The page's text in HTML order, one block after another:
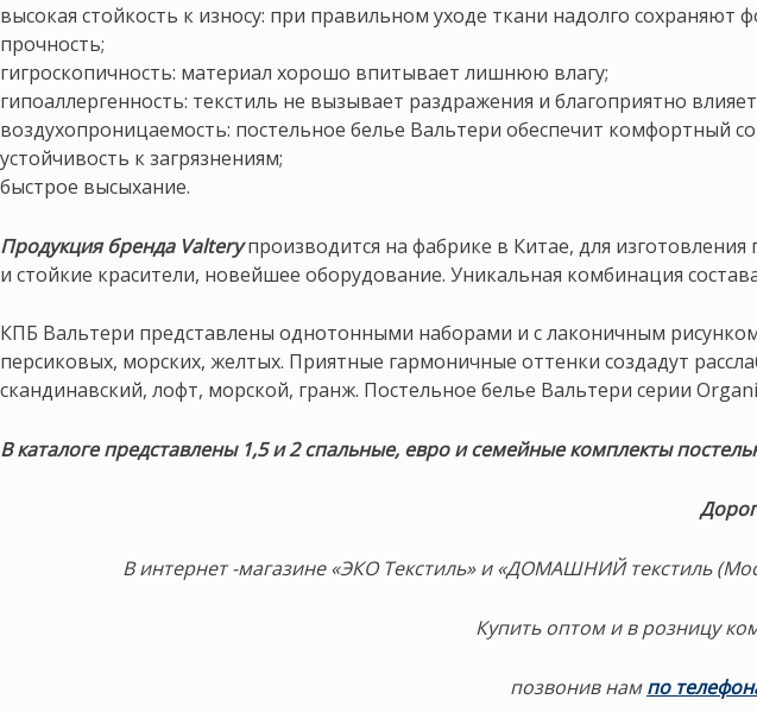
высокая стойкость к износу: при правильном уходе ткани надолго сохраняют
прочность;
гигроскопичность: материал хорошо впитывает лишнюю влагу;
гипоаллергенность: текстиль не вызывает раздражения и благоприятно
воздухопроницаемость: постельное белье Вальтери обеспечит комфортный
устойчивость к загрязнениям;
быстрое высыхание.
Продукция бренда Valtery производится на фабрике в Китае, для
и стойкие красители, новейшее оборудование. Уникальная комбинация
КПБ Вальтери представлены однотонными наборами и с лаконичным
персиковых, морских, желтых. Приятные гармоничные оттенки создадут
скандинавский, лофт, морской, гранж. Постельное белье Вальтери серии
В каталоге представлены 1,5 и 2 спальные, евро и семейные комплекты
В интернет -магазине «ЭКО Текстиль» и «ДОМАШНИЙ текстиль
Купить оптом и в розницу
позвонив нампо